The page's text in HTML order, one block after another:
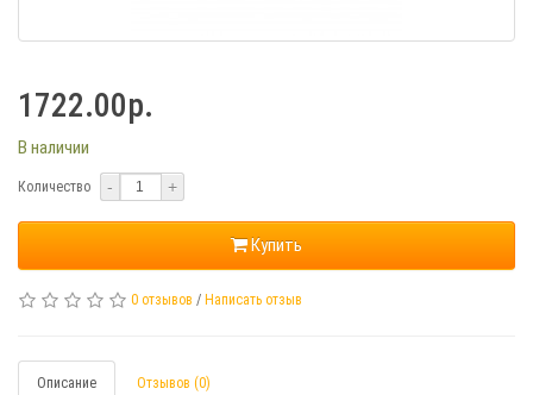
1722.00р.
В наличии
Количество - +
Купить
0 отзывов / Написать отзыв
Описание Отзывов (0)